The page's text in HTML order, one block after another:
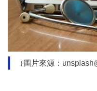
（圖片來源：